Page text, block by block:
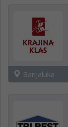
Banjaluka